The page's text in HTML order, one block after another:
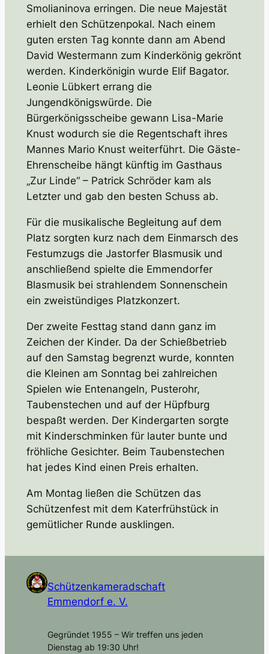
Smolianinova erringen. Die neue Majestät
erhielt den Schützenpokal. Nach einem
guten ersten Tag konnte dann am Abend
David Westermann zum Kinderkönig gekrönt
werden. Kinderkönigin wurde Elif Bagator.
Leonie Lübkert errang die
Jungendkönigswürde. Die
Bürgerkönigsscheibe gewann Lisa-Marie
Knust wodurch sie die Regentschaft ihres
Mannes Mario Knust weiterführt. Die Gäste-
Ehrenscheibe hängt künftig im Gasthaus
„Zur Linde“ – Patrick Schröder kam als
Letzter und gab den besten Schuss ab.
Für die musikalische Begleitung auf dem
Platz sorgten kurz nach dem Einmarsch des
Festumzugs die Jastorfer Blasmusik und
anschließend spielte die Emmendorfer
Blasmusik bei strahlendem Sonnenschein
ein zweistündiges Platzkonzert.
Der zweite Festtag stand dann ganz im
Zeichen der Kinder. Da der Schießbetrieb
auf den Samstag begrenzt wurde, konnten
die Kleinen am Sonntag bei zahlreichen
Spielen wie Entenangeln, Pusterohr,
Taubenstechen und auf der Hüpfburg
bespaßt werden. Der Kindergarten sorgte
mit Kinderschminken für lauter bunte und
fröhliche Gesichter. Beim Taubenstechen
hat jedes Kind einen Preis erhalten.
Am Montag ließen die Schützen das
Schützenfest mit dem Katerfrühstück in
gemütlicher Runde ausklingen.
Schützenkameradschaft
Emmendorf e. V.
Gegründet 1955 – Wir treffen uns jeden
Dienstag ab 19:30 Uhr!